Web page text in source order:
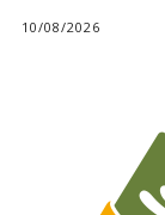
10/08/2026